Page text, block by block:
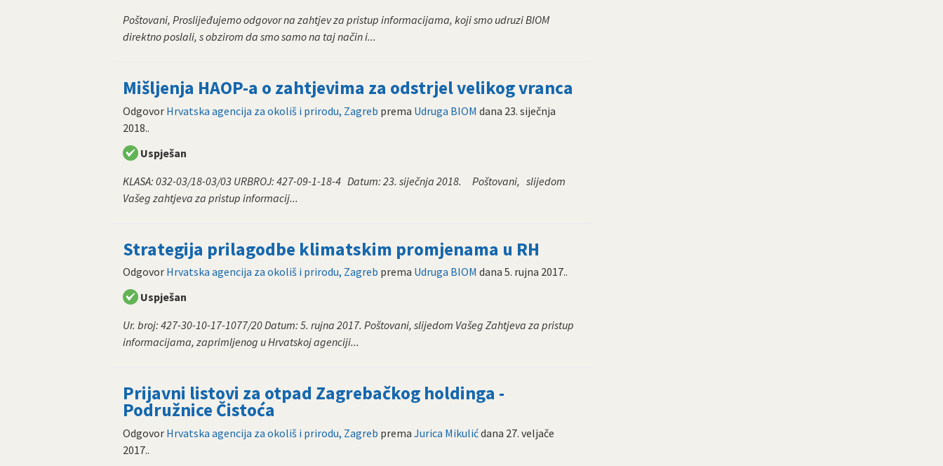
Poštovani, Proslijeđujemo odgovor na zahtjev za pristup informacijama, koji smo udruzi BIOM
direktno poslali, s obzirom da smo samo na taj način i...
Mišljenja HAOP-a o zahtjevima za odstrjel velikog vranca
Odgovor Hrvatska agencija za okoliš i prirodu, Zagreb prema Udruga BIOM dana 23. siječnja
2018..
Uspješan
KLASA: 032-03/18-03/03 URBROJ: 427-09-1-18-4 Datum: 23. siječnja 2018. Poštovani, slijedom
Vašeg zahtjeva za pristup informacij...
Strategija prilagodbe klimatskim promjenama u RH
Odgovor Hrvatska agencija za okoliš i prirodu, Zagreb prema Udruga BIOM dana 5. rujna 2017..
Uspješan
Ur. broj: 427-30-10-17-1077/20 Datum: 5. rujna 2017. Poštovani, slijedom Vašeg Zahtjeva za pristup
informacijama, zaprimljenog u Hrvatskoj agenciji...
Prijavni listovi za otpad Zagrebačkog holdinga -
Podružnice Čistoća
Odgovor Hrvatska agencija za okoliš i prirodu, Zagreb prema Jurica Mikulićdana 27. veljače
2017..